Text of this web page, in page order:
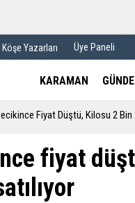
Köşe Yazarları Üye Paneli
KARAMAN
Fiyat Düştü, Kilosu 2 Bin
fiyat